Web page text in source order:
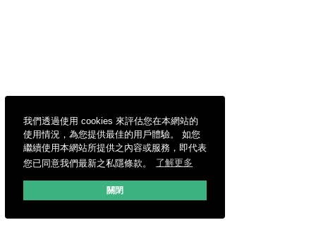
我們透過使用 cookies 來評估您在本網站的
使用情況，為您提供最佳的用戶體驗。 如您
繼續使用本網站所提供之內容或服務，即代表
您已同意我們最新之私隱條款。
了解更多
關閉